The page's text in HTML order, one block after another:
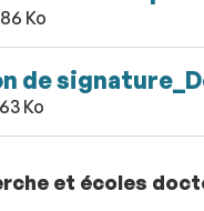
Ko
de
Ko
et écoles